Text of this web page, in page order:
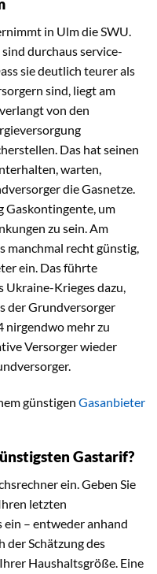
in Ulm die SWU.
durchaus service-
sie deutlich teurer als
sind, liegt am
von den
Das hat seinen
warten,
die Gasnetze.
Gaskontingente, um
zu sein. Am
manchmal recht günstig,
ein. Das führte
Ukraine-Krieges dazu,
der Grundversorger
nirgendwo mehr zu
Versorger wieder
günstigen Gasanbieter
Gastarif?
ein. Geben Sie
letzten
ein – entweder anhand
der Schätzung des
Haushaltsgröße. Eine